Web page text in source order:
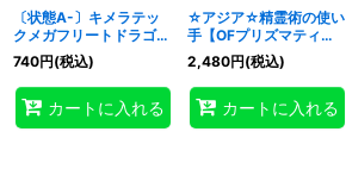
〔状態A-〕キメラテッ
クメガフリートドラゴン
【OFプリズマティック
シークレット】{LOSP-
JP012}《融合》
740円(税込)
カートに入れる
☆アジア☆精霊術の使い
手【OFプリズマティッ
クシークレット】{アジ
アLOSP-JP019}《魔
法》
2,480円(税込)
カートに入れる